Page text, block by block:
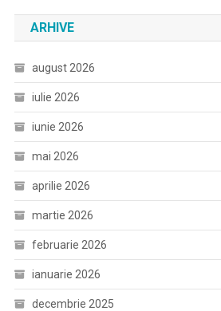
ARHIVE
august 2026
iulie 2026
iunie 2026
mai 2026
aprilie 2026
martie 2026
februarie 2026
ianuarie 2026
decembrie 2025